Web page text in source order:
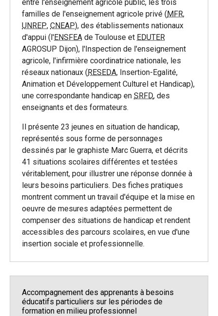
entre l'enseignement agricole public, les trois
familles de l'enseignement agricole privé (MFR,
UNREP, CNEAP), des établissements nationaux
d'appui (l'ENSFEA de Toulouse et EDUTER
AGROSUP Dijon), l'Inspection de l'enseignement
agricole, l'infirmière coordinatrice nationale, les
réseaux nationaux (RESEDA, Insertion-Egalité,
Animation et Développement Culturel et Handicap),
une correspondante handicap en SRFD, des
enseignants et des formateurs.
Il présente 23 jeunes en situation de handicap,
représentés sous forme de personnages
dessinés par le graphiste Marc Guerra, et décrits
41 situations scolaires différentes et testées
véritablement, pour illustrer une réponse donnée à
leurs besoins particuliers. Des fiches pratiques
montrent comment un travail d'équipe et la mise en
oeuvre de mesures adaptées permettent de
compenser des situations de handicap et rendent
accessibles des parcours scolaires, en vue d'une
insertion sociale et professionnelle.
Accompagnement des apprenants à besoins
éducatifs particuliers sur les périodes de
formation en milieu professionnel